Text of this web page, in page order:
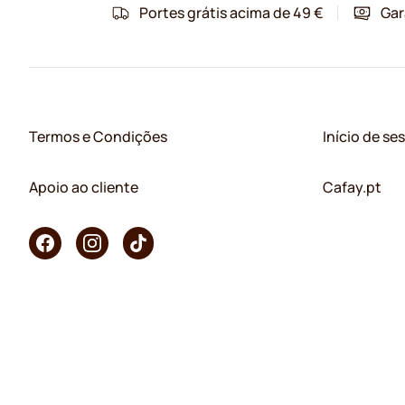
Portes grátis acima de 49 €
Termos e Condições
Apoio ao cliente
Início de
Cafay.pt